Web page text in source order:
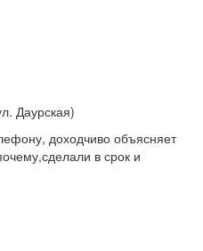
Даурская)
доходчиво объясняет
в срок и